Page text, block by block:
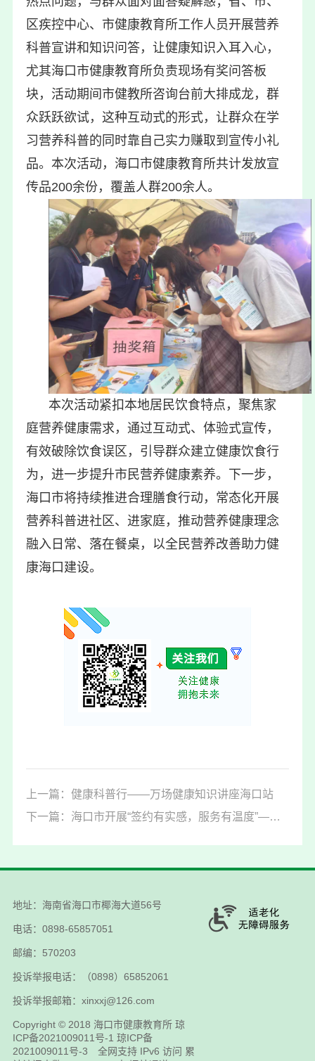
区疾控中心、市健康教育所工作人员开展营养
科普宣讲和知识问答，让健康知识入耳入心，
尤其海口市健康教育所负责现场有奖问答板
块，活动期间市健教所咨询台前大排成龙，群
众跃跃欲试，这种互动式的形式，让群众在学
习营养科普的同时靠自己实力赚取到宣传小礼
品。本次活动，海口市健康教育所共计发放宣
传品200余份，覆盖人群200余人。
本次活动紧扣本地居民饮食特点，聚焦家
庭营养健康需求，通过互动式、体验式宣传，
有效破除饮食误区，引导群众建立健康饮食行
为，进一步提升市民营养健康素养。下一步，
海口市将持续推进合理膳食行动，常态化开展
营养科普进社区、进家庭，推动营养健康理念
融入日常、落在餐桌，以全民营养改善助力健
康海口建设。
上一篇：健康科普行——万场健康知识讲座海口站
下一篇：海口市开展“签约有实感，服务有温度”——5·19世界家庭医生日现场宣传活动
地址：海南省海口市椰海大道56号
电话：0898-65857051
邮编：570203
投诉举报电话：（0898）65852061
投诉举报邮箱：xinxxj@126.com
Copyright © 2018 海口市健康教育所 琼
ICP备2021009011号-1 琼ICP备
2021009011号-3 全网支持 IPv6 访问 累